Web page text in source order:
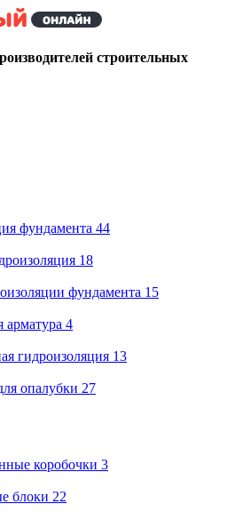
строительных
фундамента 44
18
фундамента 15
арматура 4
гидроизоляция 13
опалубки 27
коробочки 3
блоки 22